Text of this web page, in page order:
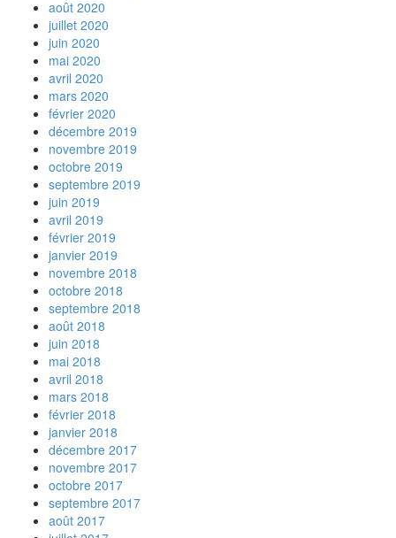
août 2020
juillet 2020
juin 2020
mai 2020
avril 2020
mars 2020
février 2020
décembre 2019
novembre 2019
octobre 2019
septembre 2019
juin 2019
avril 2019
février 2019
janvier 2019
novembre 2018
octobre 2018
septembre 2018
août 2018
juin 2018
mai 2018
avril 2018
mars 2018
février 2018
janvier 2018
décembre 2017
novembre 2017
octobre 2017
septembre 2017
août 2017